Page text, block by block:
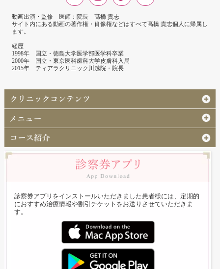
動画出演・監修 医師：院長 髙橋 貴志
サイト内にある動画の著作権・肖像権などはすべて髙橋 貴志個人に帰属し
ます。
経歴
1998年 国立・徳島大学医学部医学科卒業
2000年 国立・東京医科歯科大学皮膚科入局
2015年 ティアラクリニック川越院・院長
診察券アプリをインストールいただきました患者様には、定期的
におすすめ治療情報や割引チケットをお送りさせていただきま
す。